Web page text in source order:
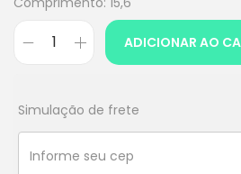
ADICIONAR AO
Simulação de frete